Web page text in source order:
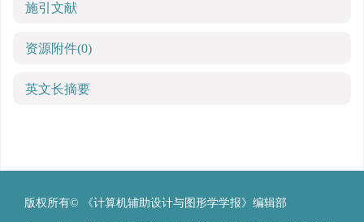
施引文献
资源附件(0)
英文长摘要
版权所有© 《计算机辅助设计与图形学学报》编辑部